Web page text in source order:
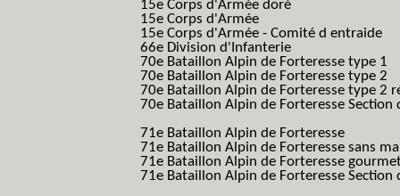
15e Corps d'Armée doré
15e Corps d'Armée
15e Corps d'Armée - Comité d entraide
66e Division d'Infanterie
70e Bataillon Alpin de Forteresse type 1
70e Bataillon Alpin de Forteresse type 2
70e Bataillon Alpin de Forteresse type 2
70e Bataillon Alpin de Forteresse
71e Bataillon Alpin de Forteresse
71e Bataillon Alpin de Forteresse sans
71e Bataillon Alpin de Forteresse
71e Bataillon Alpin de Forteresse